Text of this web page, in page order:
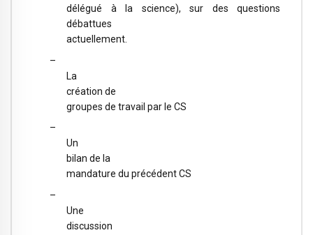
délégué à la science), sur des questions
débattues
actuellement.
–
La
création de
groupes de travail par le CS
–
Un
bilan de la
mandature du précédent CS
–
Une
discussion